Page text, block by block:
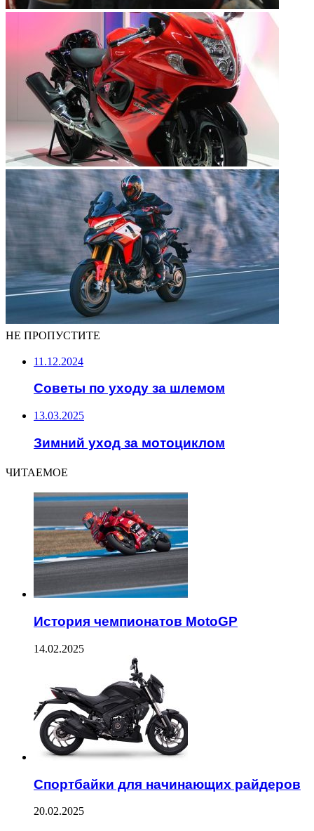
НЕ ПРОПУСТИТЕ
11.12.2024
Советы по уходу за шлемом
13.03.2025
Зимний уход за мотоциклом
ЧИТАЕМОЕ
История чемпионатов MotoGP
14.02.2025
Спортбайки для начинающих райдеров
20.02.2025